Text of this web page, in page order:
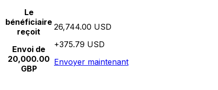
Le
bénéficiaire
reçoit
Envoi de
20,000.00
GBP
26,744.00 USD
+375.79 USD
Envoyer maintenant